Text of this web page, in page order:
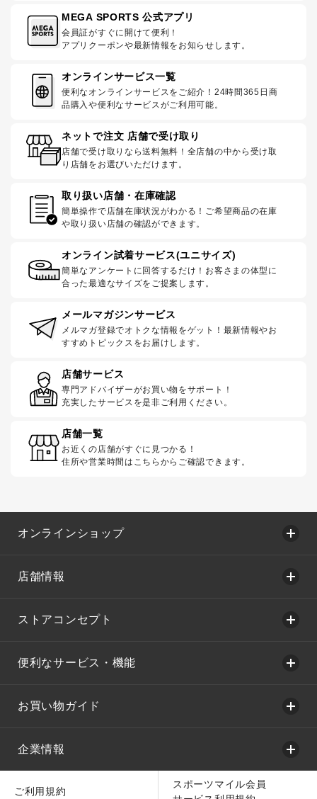
MEGA SPORTS 公式アプリ
会員証がすぐに開けて便利！
アプリクーポンや最新情報をお知らせします。
オンラインサービス一覧
便利なオンラインサービスをご紹介！24時間365日商
品購入や便利なサービスがご利用可能。
ネットで注文 店舗で受け取り
店舗で受け取りなら送料無料！全店舗の中から受け取
り店舗をお選びいただけます。
取り扱い店舗・在庫確認
簡単操作で店舗在庫状況がわかる！ご希望商品の在庫
や取り扱い店舗の確認ができます。
オンライン試着サービス(ユニサイズ)
簡単なアンケートに回答するだけ！お客さまの体型に
合った最適なサイズをご提案します。
メールマガジンサービス
メルマガ登録でオトクな情報をゲット！最新情報やお
すすめトピックスをお届けします。
店舗サービス
専門アドバイザーがお買い物をサポート！
充実したサービスを是非ご利用ください。
店舗一覧
お近くの店舗がすぐに見つかる！
住所や営業時間はこちらからご確認できます。
オンラインショップ
店舗情報
ストアコンセプト
便利なサービス・機能
お買い物ガイド
企業情報
ご利用規約
スポーツマイル会員